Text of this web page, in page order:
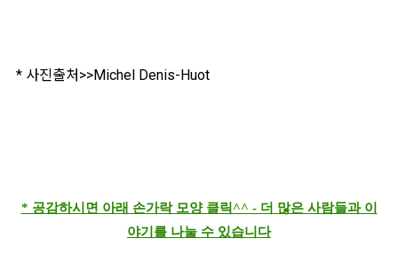
* 사진출처>>Michel Denis-Huot
* 공감하시면 아래 손가락 모양 클릭^^ - 더 많은 사람들과 이
야기를 나눌 수 있습니다